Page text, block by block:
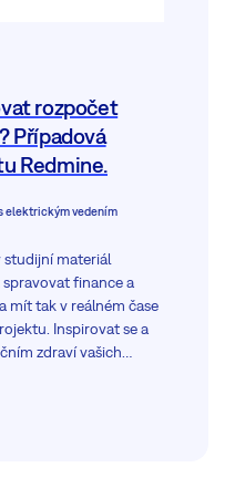
rozpočet
Případová
Redmine.
elektrickým vedením
materiál
finance a
mít tak v reálném čase
Inspirovat se a
zdraví vašich